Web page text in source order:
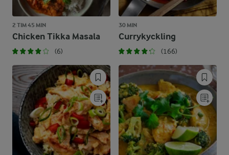
2 TIM 45 MIN
Chicken Tikka Masala
(6)
30 MIN
Currykyckling
(166)